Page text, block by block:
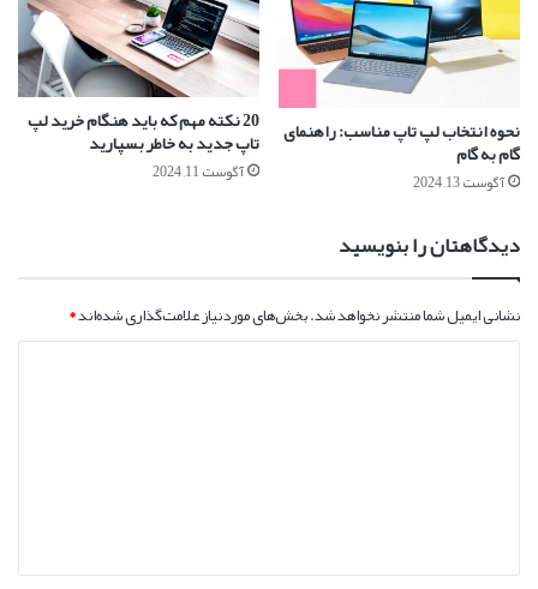
نحوه انتخاب لپ تاپ مناسب: راهنمای
گام به گام
آگوست 13, 2024
20 نکته مهم که باید هنگام خرید لپ
تاپ جدید به خاطر بسپارید
آگوست 11, 2024
دیدگاهتان را بنویسید
نشانی ایمیل شما منتشر نخواهد شد.بخش‌های موردنیاز علامت‌گذاری شده‌اند*
*